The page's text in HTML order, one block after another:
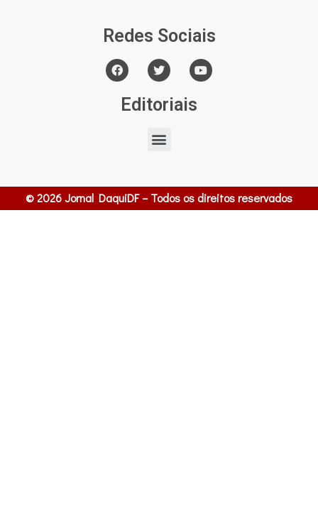
Redes Sociais
Editoriais
© 2026 Jornal DaquiDF – Todos os direitos reservados